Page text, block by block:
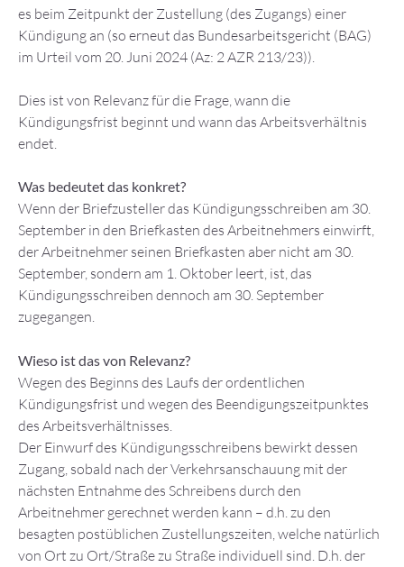
es beim Zeitpunkt der Zustellung (des Zugangs) einer
Kündigung an (so erneut das Bundesarbeitsgericht (BAG)
im Urteil vom 20. Juni 2024 (Az: 2 AZR 213/23)).
Dies ist von Relevanz für die Frage, wann die
Kündigungsfrist beginnt und wann das Arbeitsverhältnis
endet.
Was bedeutet das konkret?
Wenn der Briefzusteller das Kündigungsschreiben am 30.
September in den Briefkasten des Arbeitnehmers einwirft,
der Arbeitnehmer seinen Briefkasten aber nicht am 30.
September, sondern am 1. Oktober leert, ist, das
Kündigungsschreiben dennoch am 30. September
zugegangen.
Wieso ist das von Relevanz?
Wegen des Beginns des Laufs der ordentlichen
Kündigungsfrist und wegen des Beendigungszeitpunktes
des Arbeitsverhältnisses.
Der Einwurf des Kündigungsschreibens bewirkt dessen
Zugang, sobald nach der Verkehrsanschauung mit der
nächsten Entnahme des Schreibens durch den
Arbeitnehmer gerechnet werden kann – d.h. zu den
besagten postüblichen Zustellungszeiten, welche natürlich
von Ort zu Ort/Straße zu Straße individuell sind. D.h. der